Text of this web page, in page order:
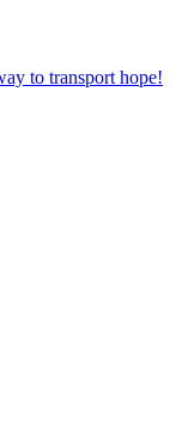
to transport hope!